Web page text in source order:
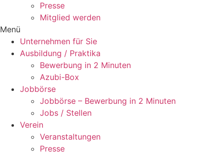
Presse
Mitglied werden
Menü
Unternehmen für Sie
Ausbildung / Praktika
Bewerbung in 2 Minuten
Azubi-Box
Jobbörse
Jobbörse – Bewerbung in 2 Minuten
Jobs / Stellen
Verein
Veranstaltungen
Presse